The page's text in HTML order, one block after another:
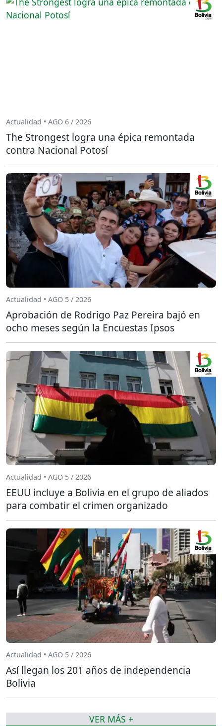
Actualidad • AGO 6 / 2026
The Strongest logra una épica remontada
contra Nacional Potosí
Actualidad • AGO 5 / 2026
Aprobación de Rodrigo Paz Pereira bajó en
ocho meses según la Encuestas Ipsos
Actualidad • AGO 5 / 2026
EEUU incluye a Bolivia en el grupo de aliados
para combatir el crimen organizado
Actualidad • AGO 5 / 2026
Así llegan los 201 años de independencia
Bolivia
VER MÁS +